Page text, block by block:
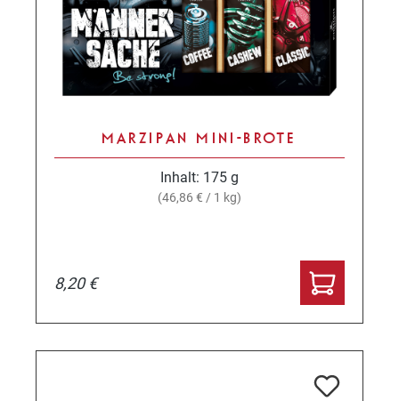
MARZIPAN MINI-BROTE
Inhalt: 175 g
(46,86 € / 1 kg)
8,20 €